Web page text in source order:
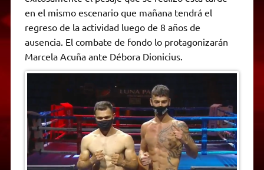
p
p
a
m
r
o
k
n
g
e
n
k
r
i
e
n
d
l
y
en el mismo escenario que mañana tendrá el
regreso de la actividad luego de 8 años de
ausencia. El combate de fondo lo protagonizarán
Marcela Acuña ante Débora Dionicius.